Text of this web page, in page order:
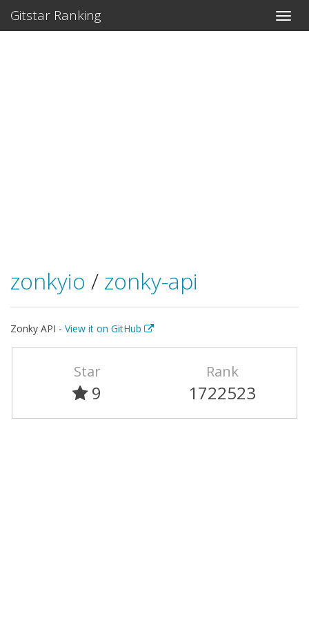
Gitstar Ranking
zonkyio / zonky-api
Zonky API - View it on GitHub
Star
9
Rank
1722523